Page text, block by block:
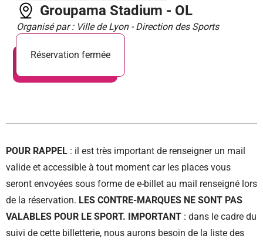
Groupama Stadium - OL
Organisé par : Ville de Lyon - Direction des Sports
Réservation fermée
POUR RAPPEL : il est très important de renseigner un mail
valide et accessible à tout moment car les places vous
seront envoyées sous forme de e-billet au mail renseigné lors
de la réservation. LES CONTRE-MARQUES NE SONT PAS
VALABLES POUR LE SPORT. IMPORTANT : dans le cadre du
suivi de cette billetterie, nous aurons besoin de la liste des